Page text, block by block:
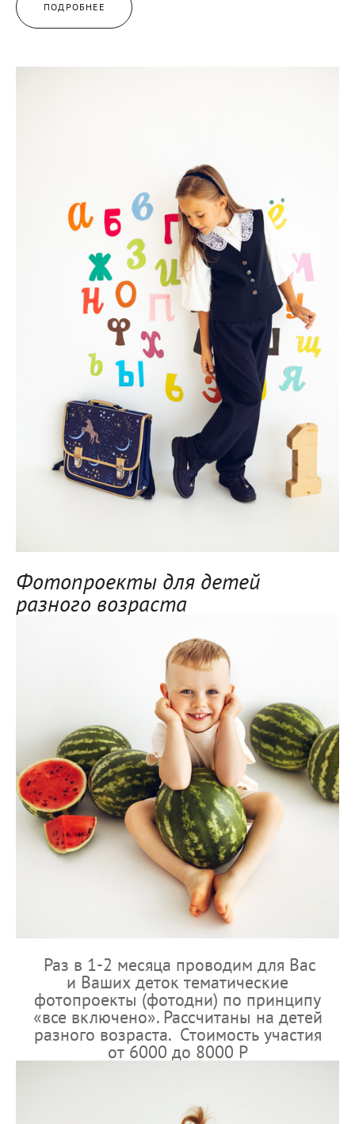
ПОДРОБНЕЕ
Фотопроекты для детей
разного возраста
Раз в 1-2 месяца проводим для Вас
и Ваших деток тематические
фотопроекты (фотодни) по принципу
«все включено». Рассчитаны на детей
разного возраста. Стоимость участия
от 6000 до 8000 Р